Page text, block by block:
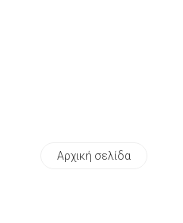
Αρχική σελίδα